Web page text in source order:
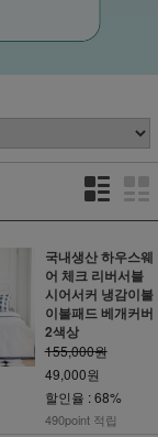
국내생산 하우스웨
어 체크 리버서블
시어서커 냉감이불
이불패드 베개커버
2색상
155,000원
49,000원
할인율 : 68%
490point 적립